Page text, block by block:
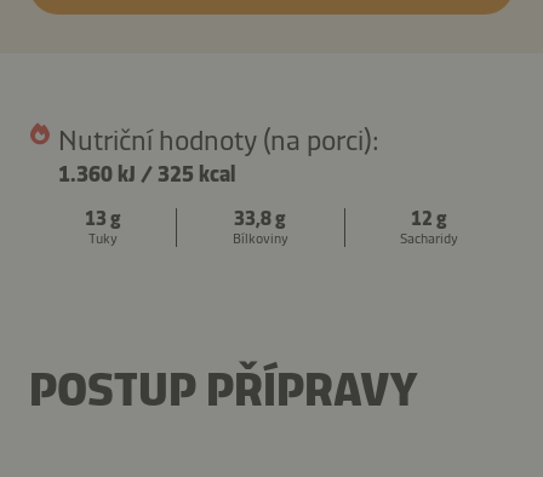
Nutriční hodnoty (na porci):
1.360 kJ / 325 kcal
13 g
Tuky
33,8 g
Bílkoviny
12 g
Sacharidy
POSTUP PŘÍPRAVY